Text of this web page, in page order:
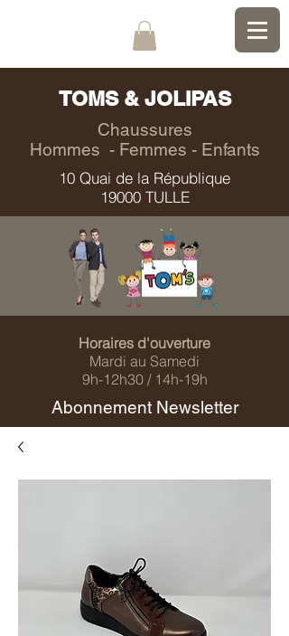
TOMS & JOLIPAS
Chaussures
Hommes - Femmes - Enfants
10 Quai de la République
19000 TULLE
Horaires d'ouverture
Mardi au Samedi
9h-12h30 / 14h-19h
Abonnement Newsletter